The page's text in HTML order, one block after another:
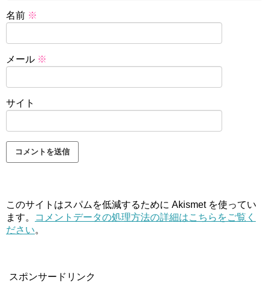
名前 ※
メール ※
サイト
このサイトはスパムを低減するために Akismet を使ってい
ます。
コメントデータの処理方法の詳細はこちらをご覧く
ださい。
スポンサードリンク